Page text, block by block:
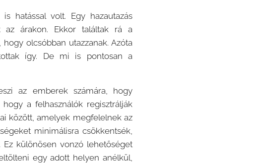
hatással volt. Egy hazautazás
az árakon. Ekkor találtak rá a
olcsóbban utazzanak. Azóta
így. De mi is pontosan a
az emberek számára, hogy
a felhasználók regisztrálják
között, amelyek megfelelnek az
minimálisra csökkentsék,
különösen vonzó lehetőséget
egy adott helyen anélkül,